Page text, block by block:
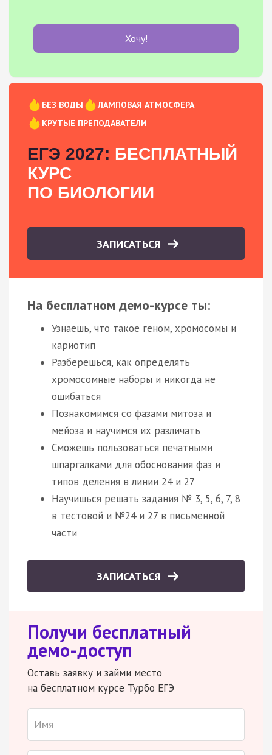
Хочу!
БЕЗ ВОДЫ
ЛАМПОВАЯ АТМОСФЕРА
КРУТЫЕ ПРЕПОДАВАТЕЛИ
ЕГЭ 2027: БЕСПЛАТНЫЙ
КУРС
ПО БИОЛОГИИ
ЗАПИСАТЬСЯ
На бесплатном демо-курсе ты:
Узнаешь, что такое геном, хромосомы и
кариотип
Разберешься, как определять
хромосомные наборы и никогда не
ошибаться
Познакомимся со фазами митоза и
мейоза и научимся их различать
Сможешь пользоваться печатными
шпаргалками для обоснования фаз и
типов деления в линии 24 и 27
Научишься решать задания № 3, 5, 6, 7, 8
в тестовой и №24 и 27 в письменной
части
ЗАПИСАТЬСЯ
Получи бесплатный
демо-доступ
Оставь заявку и займи место
на бесплатном курсе Турбо ЕГЭ